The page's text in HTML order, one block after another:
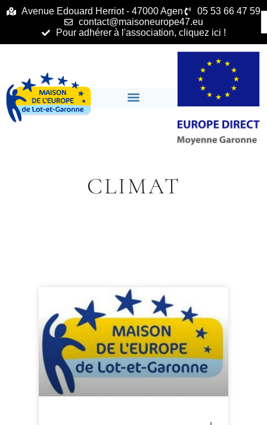
principalAvenue Edouard Herriot - 47000 Agen
05 53 66 47 59
contact@maisoneurope47.eu
Pour adhérer à l'association, cliquez ici !
CLIMAT